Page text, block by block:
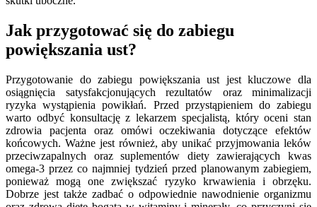
Jak przygotować się do zabiegu
powiększania ust?
Przygotowanie do zabiegu powiększania ust jest kluczowe dla
osiągnięcia satysfakcjonujących rezultatów oraz minimalizacji
ryzyka wystąpienia powikłań. Przed przystąpieniem do zabiegu
warto odbyć konsultację z lekarzem specjalistą, który oceni stan
zdrowia pacjenta oraz omówi oczekiwania dotyczące efektów
końcowych. Ważne jest również, aby unikać przyjmowania leków
przeciwzapalnych oraz suplementów diety zawierających kwas
omega-3 przez co najmniej tydzień przed planowanym zabiegiem,
ponieważ mogą one zwiększać ryzyko krwawienia i obrzęku.
Dobrze jest także zadbać o odpowiednie nawodnienie organizmu